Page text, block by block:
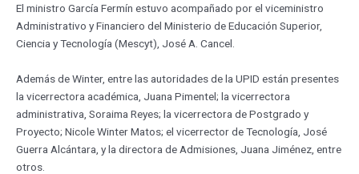
El ministro García Fermín estuvo acompañado por el viceministro
Administrativo y Financiero del Ministerio de Educación Superior,
Ciencia y Tecnología (Mescyt), José A. Cancel.
Además de Winter, entre las autoridades de la UPID están presentes
la vicerrectora académica, Juana Pimentel; la vicerrectora
administrativa, Soraima Reyes; la vicerrectora de Postgrado y
Proyecto; Nicole Winter Matos; el vicerrector de Tecnología, José
Guerra Alcántara, y la directora de Admisiones, Juana Jiménez, entre
otros.